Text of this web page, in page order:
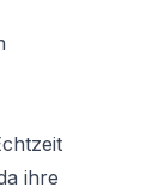
ihre